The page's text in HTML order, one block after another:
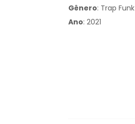
Gênero: Trap Funk
Ano: 2021